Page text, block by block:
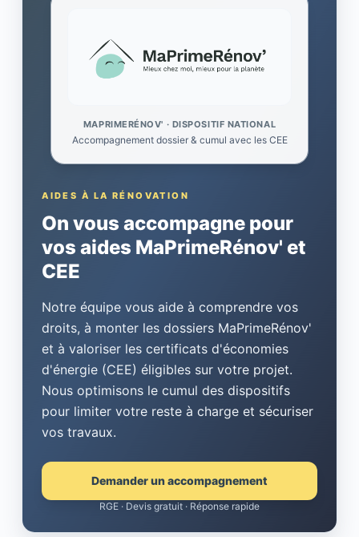
MAPRIMERÉNOV' · DISPOSITIF NATIONAL
Accompagnement dossier & cumul avec les CEE
AIDES À LA RÉNOVATION
On vous accompagne pour
vos aides MaPrimeRénov' et
CEE
Notre équipe vous aide à comprendre vos
droits, à monter les dossiers MaPrimeRénov'
et à valoriser les certificats d'économies
d'énergie (CEE) éligibles sur votre projet.
Nous optimisons le cumul des dispositifs
pour limiter votre reste à charge et sécuriser
vos travaux.
Demander un accompagnement
RGE · Devis gratuit · Réponse rapide